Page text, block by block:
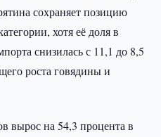
сохраняет позицию
хотя её доля в
снизилась с 11,1 до 8,5
роста говядины и
вырос на 54,3 процента в